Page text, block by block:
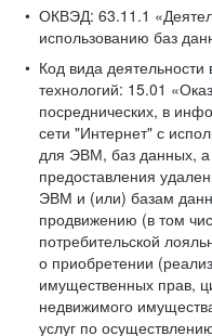
ОКВЭД: 63.11.1
использованию баз
Код вида
технологий: 15.01
посреднических, в
сети "Интернет" с
для ЭВМ, баз данных, а
предоставления
ЭВМ и (или) базам
продвижению (в том
потребительской
о приобретении
имущественных прав,
недвижимого
услуг по